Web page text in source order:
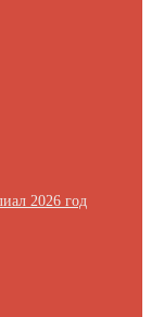
2026 год